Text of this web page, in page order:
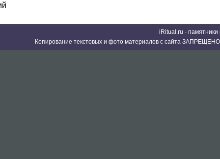
iRitual.ru -
Копирование текстовых и фото материалов с сайта